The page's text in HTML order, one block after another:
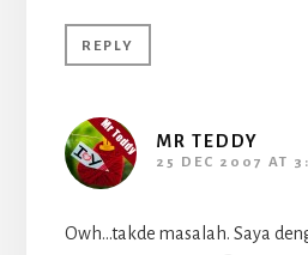
REPLY
MR TEDDY
25 DEC 2007 AT
Owh…takde masalah. Saya